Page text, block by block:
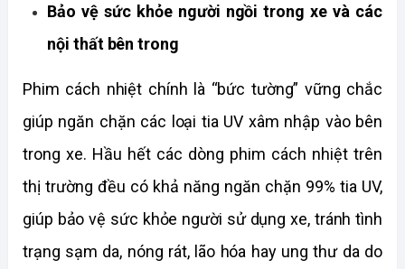
Bảo vệ sức khỏe người ngồi trong xe và các
nội thất bên trong
Phim cách nhiệt chính là “bức tường” vững chắc
giúp ngăn chặn các loại tia UV xâm nhập vào bên
trong xe. Hầu hết các dòng phim cách nhiệt trên
thị trường đều có khả năng ngăn chặn 99% tia UV,
giúp bảo vệ sức khỏe người sử dụng xe, tránh tình
trạng sạm da, nóng rát, lão hóa hay ung thư da do